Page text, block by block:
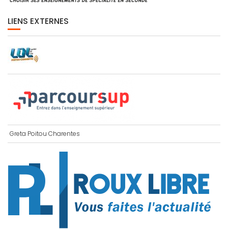
LIENS EXTERNES
Greta Poitou Charentes